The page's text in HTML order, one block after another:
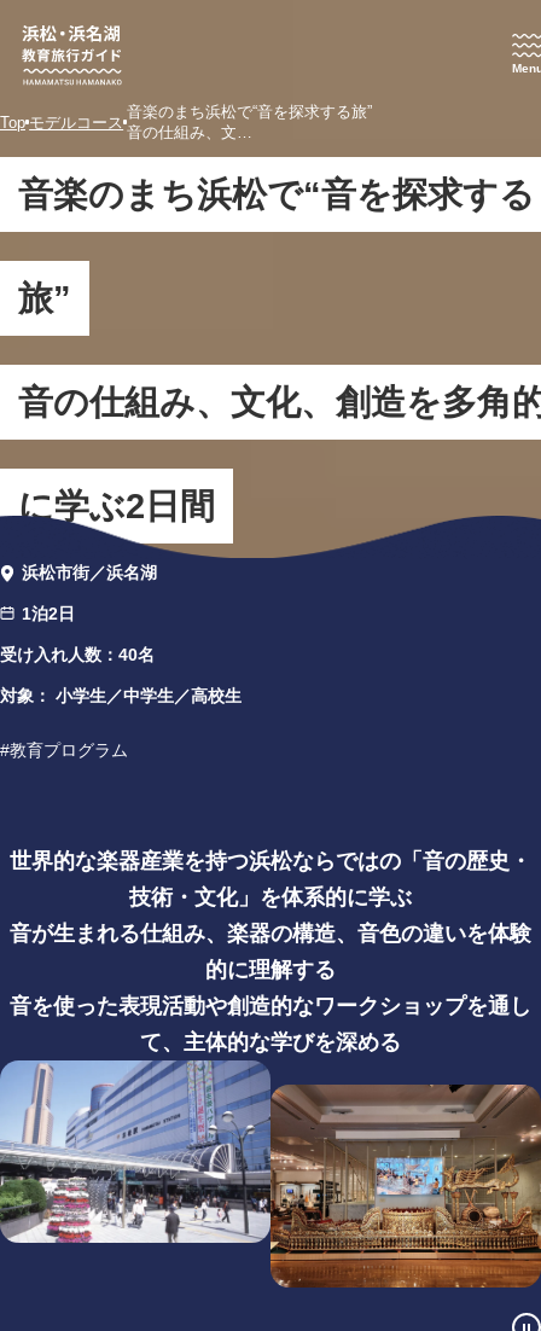
Top モデルコース
音楽のまち浜松で“音を探求する旅”
音の仕組み、文…
音楽のまち浜松で“音を探求する
旅”
音の仕組み、文化、創造を多角
に学ぶ2日間
浜松市街 浜名湖
1泊2日
受け入れ人数：40名
対象： 小学生 中学生 高校生
教育プログラム
世界的な楽器産業を持つ浜松ならではの「音の歴史・
技術・文化」を体系的に学ぶ
音が生まれる仕組み、楽器の構造、音色の違いを体験
的に理解する
音を使った表現活動や創造的なワークショップを通し
て、主体的な学びを深める